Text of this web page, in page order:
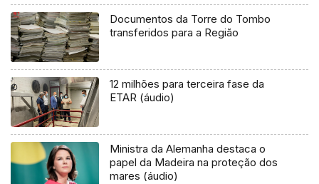
Documentos da Torre do Tombo
transferidos para a Região
12 milhões para terceira fase da
ETAR (áudio)
Ministra da Alemanha destaca o
papel da Madeira na proteção dos
mares (áudio)